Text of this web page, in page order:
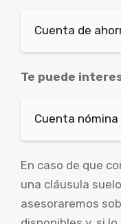
Cuenta de
Te puede
Cuenta nómina
En caso de que
una cláusula
asesoraremos